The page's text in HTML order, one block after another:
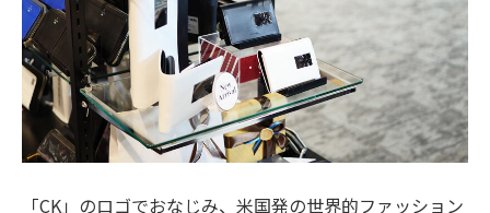
「CK」のロゴでおなじみ、米国発の世界的ファッション